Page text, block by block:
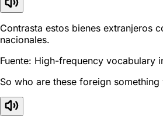
Contrasta estos bienes extranjeros
nacionales.
Fuente: High-frequency vocabulary
So who are these foreign something